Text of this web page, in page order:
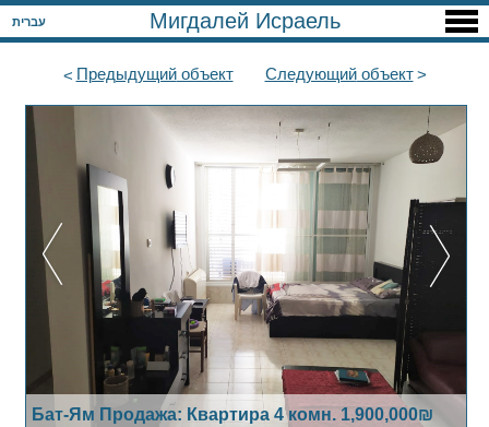
עברית Мигдалей Исраель
Предыдущийобъект Следующийобъект
Бат-Ям Продажа: Квартира 4 комн. 1,900,000₪